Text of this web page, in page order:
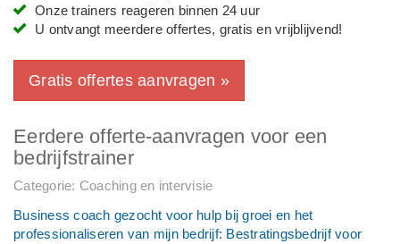
Onze trainers reageren binnen 24 uur
U ontvangt meerdere offertes, gratis en vrijblijvend!
Gratis offertes aanvragen »
Eerdere offerte-aanvragen voor een
bedrijfstrainer
Categorie: Coaching en intervisie
Business coach gezocht voor hulp bij groei en het
professionaliseren van mijn bedrijf: Bestratingsbedrijf voor